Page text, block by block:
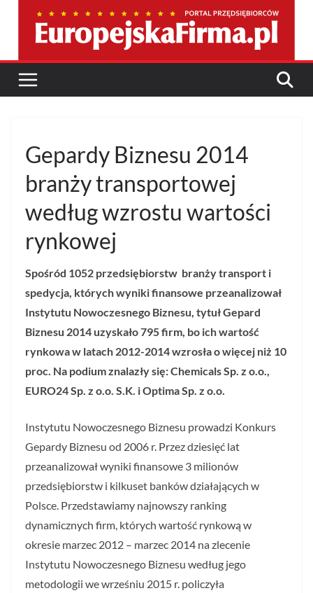
Gepardy Biznesu 2014
branży transportowej
według wzrostu wartości
rynkowej
Spośród 1052 przedsiębiorstw branży transport i
spedycja, których wyniki finansowe przeanalizował
Instytutu Nowoczesnego Biznesu, tytuł Gepard
Biznesu 2014 uzyskało 795 firm, bo ich wartość
rynkowa w latach 2012-2014 wzrosła o więcej niż 10
proc. Na podium znalazły się: Chemicals Sp. z o.o.,
EURO24 Sp. z o.o. S.K. i Optima Sp. z o.o.
Instytutu Nowoczesnego Biznesu prowadzi Konkurs
Gepardy Biznesu od 2006 r. Przez dziesięć lat
przeanalizował wyniki finansowe 3 milionów
przedsiębiorstw i kilkuset banków działających w
Polsce. Przedstawiamy najnowszy ranking
dynamicznych firm, których wartość rynkową w
okresie marzec 2012 – marzec 2014 na zlecenie
Instytutu Nowoczesnego Biznesu według jego
metodologii we wrześniu 2015 r. policzyła